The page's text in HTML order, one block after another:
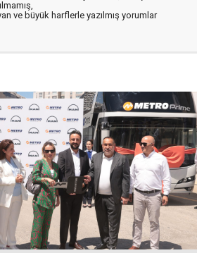
ve büyük harflerle yazılmış yorumlar